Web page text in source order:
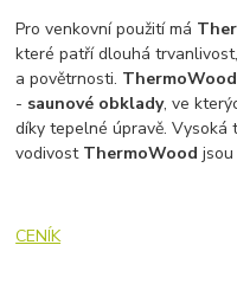
Pro venkovní použití má
které patří dlouhá
a povětrnosti. ThermoWood
- saunové obklady, ve
díky tepelné úpravě.
vodivost ThermoWood
CENÍK